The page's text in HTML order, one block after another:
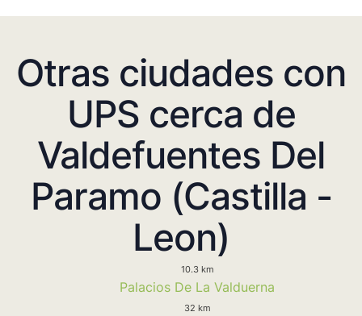
Otras ciudades con
UPS cerca de
Valdefuentes Del
Paramo (Castilla -
Leon)
10.3 km
Palacios De La Valduerna
32 km